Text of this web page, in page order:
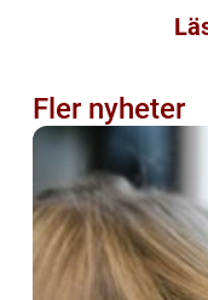
Fler nyheter